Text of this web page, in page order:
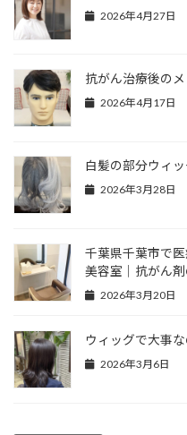
2026年4月27日
抗がん治療後の
2026年4月17日
白髪の部分ウィ
2026年3月28日
千葉県千葉市で
美容室｜抗がん
2026年3月20日
ウィッグで大事
2026年3月6日